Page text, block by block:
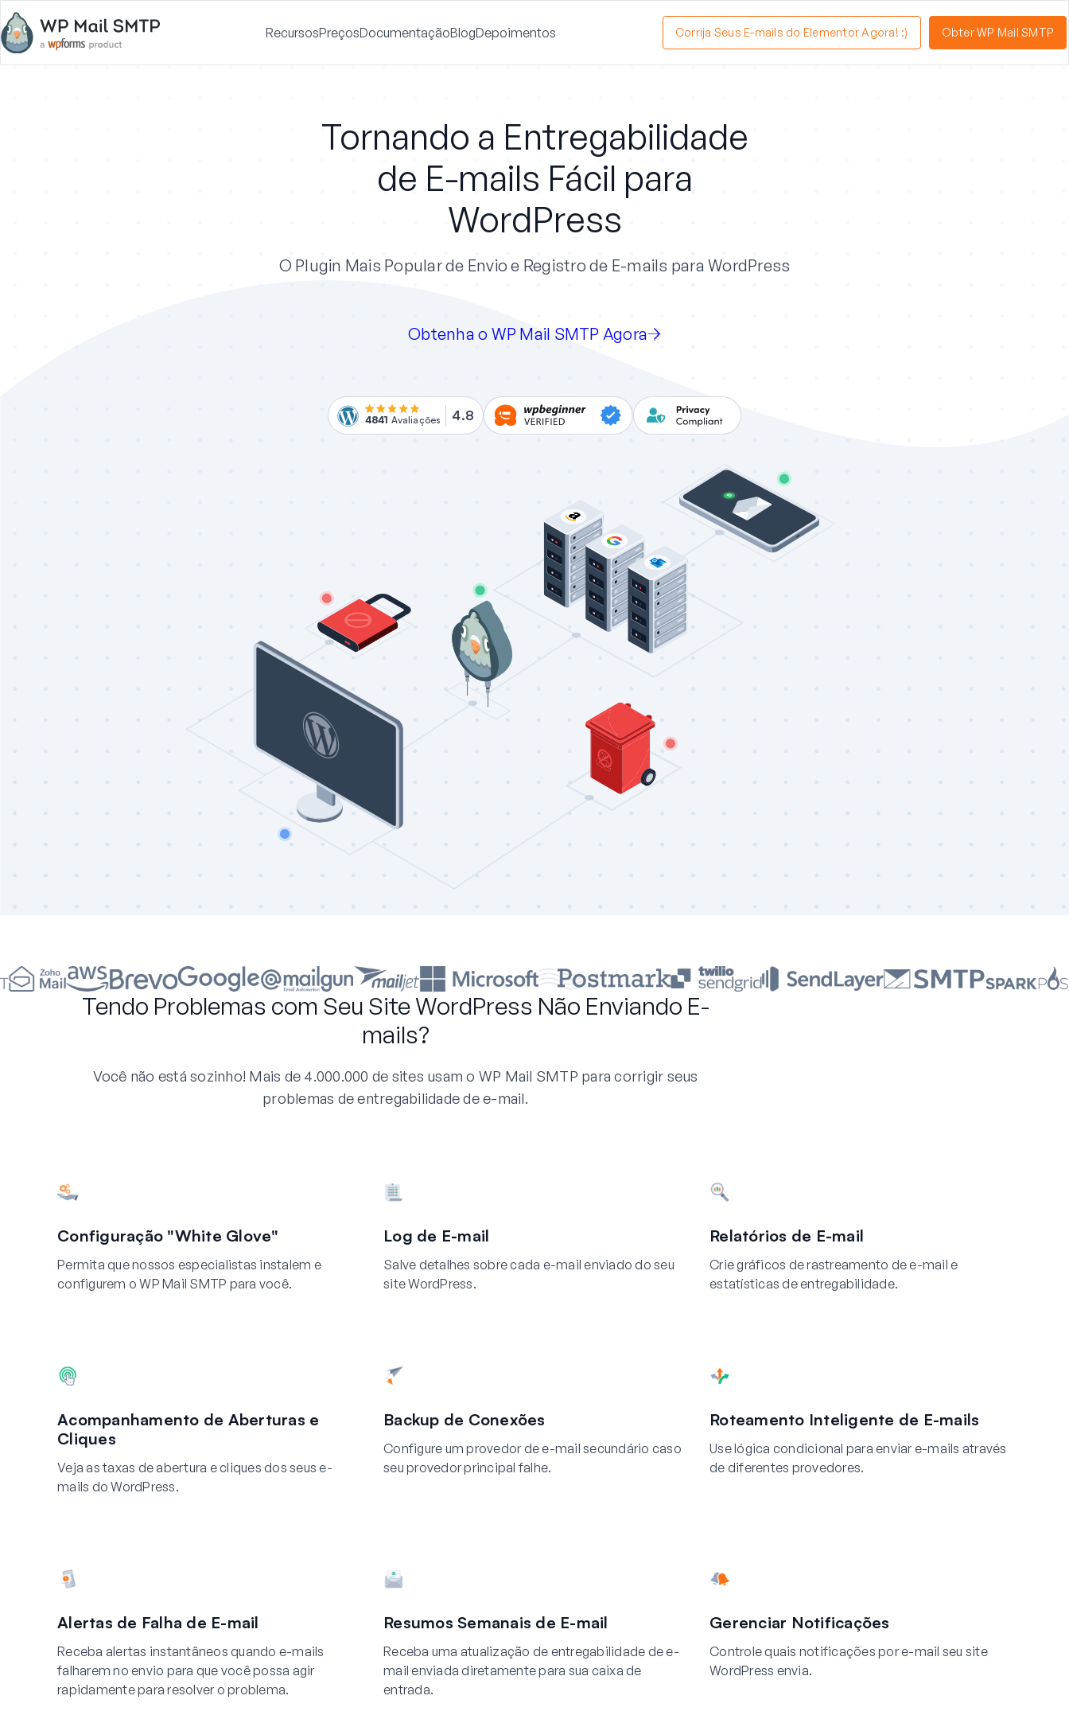
RecursosPreçosDocumentaçãoBlogDepoimentos Corrija Seus E-mails do Elementor Agora! :) Obter WP Mail SMTP
Tornando a Entregabilidade
de E-mails Fácil para
WordPress
O Plugin Mais Popular de Envio e Registro de E-mails para WordPress
Obtenha o WP Mail SMTP Agora
4841 Avaliações 4.8
Tendo Problemas com Seu Site WordPress Não Enviando E-
mails?
Você não está sozinho! Mais de 4.000.000 de sites usam o WP Mail SMTP para corrigir seus
problemas de entregabilidade de e-mail.
Configuração "White Glove"
Permita que nossos especialistas instalem e
configurem o WP Mail SMTP para você.
Log de E-mail
Salve detalhes sobre cada e-mail enviado do seu
site WordPress.
Relatórios de E-mail
Crie gráficos de rastreamento de e-mail e
estatísticas de entregabilidade.
Acompanhamento de Aberturas e
Cliques
Veja as taxas de abertura e cliques dos seus e-
mails do WordPress.
Backup de Conexões
Configure um provedor de e-mail secundário caso
seu provedor principal falhe.
Roteamento Inteligente de E-mails
Use lógica condicional para enviar e-mails através
de diferentes provedores.
Alertas de Falha de E-mail
Receba alertas instantâneos quando e-mails
falharem no envio para que você possa agir
rapidamente para resolver o problema.
Resumos Semanais de E-mail
Receba uma atualização de entregabilidade de e-
mail enviada diretamente para sua caixa de
entrada.
Gerenciar Notificações
Controle quais notificações por e-mail seu site
WordPress envia.